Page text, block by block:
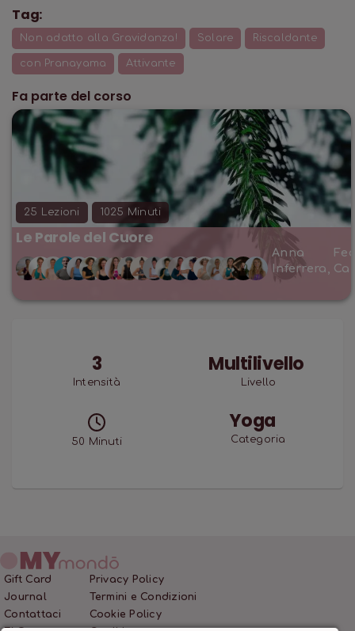
Tag:
Non adatto alla Gravidanza! Solare Riscaldante
con Pranayama Attivante
Fa parte del corso
25 Lezioni 1025 Minuti
Le Parole del Cuore
Anna
Inferrera
3
Intensità
Multilivello
Livello
50 Minuti
Yoga
Categoria
Gift Card
Journal
Contattaci
Privacy Policy
Termini e Condizioni
Cookie Policy